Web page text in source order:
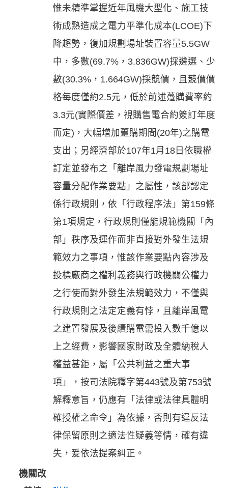
惟未精準掌握近年風機大型化、施工技
術成熟造成之電力平準化成本(LCOE)下
降趨勢，復加規劃場址裝置容量5.5GW
中，多數(69.7%，3.836GW)採遴選、少
數(30.3%，1.664GW)採競價，且競價價
格每度僅約2.5元，低於前述躉購費率約
3.3元(實際價差，視購售電合約簽訂年度
而定)，大幅增加躉購期間(20年)之購電
支出；另經濟部於107年1月18日依職權
訂定並發布之「離岸風力發電規劃場址
容量分配作業要點」之屬性，該部認定
係行政規則，依「行政程序法」第159條
第1項規定，行政規則僅能規範機關「內
部」秩序及運作而非直接對外發生法規
範效力之事項，惟該作業要點內容涉及
投標廠商之權利義務與行政機關公權力
之行使而對外發生法規範效力，不僅與
行政規則之法定定義有悖，且離岸風電
之建置發展及後續購電需投入數千億以
上之經費，影響國家財政及全體納稅人
權益甚鉅，屬「公共利益之重大事
項」，按司法院釋字第443號及第753號
解釋意旨，仍應有「法律或法律具體明
確授權之命令」為依據，否則有違反法
律保留原則之適法性疑義等情，確有違
失，爰依法提案糾正。
機關改